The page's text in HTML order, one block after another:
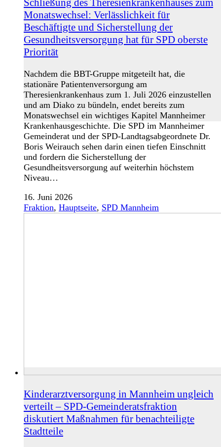
Monatswechsel: Verlässlichkeit für
Beschäftigte und Sicherstellung der
Gesundheitsversorgung hat für SPD oberste
Priorität
Nachdem die BBT-Gruppe mitgeteilt hat, die
stationäre Patientenversorgung am
Theresienkrankenhaus zum 1. Juli 2026 einzustellen
und am Diako zu bündeln, endet bereits zum
Monatswechsel ein wichtiges Kapitel Mannheimer
Krankenhausgeschichte. Die SPD im Mannheimer
Gemeinderat und der SPD-Landtagsabgeordnete Dr.
Boris Weirauch sehen darin einen tiefen Einschnitt
und fordern die Sicherstellung der
Gesundheitsversorgung auf weiterhin höchstem
Niveau…
16. Juni 2026
Fraktion, Hauptseite, SPD Mannheim
Kinderarztversorgung in Mannheim ungleich
verteilt – SPD-Gemeinderatsfraktion
diskutiert Maßnahmen für benachteiligte
Stadtteile